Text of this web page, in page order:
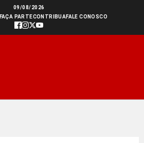
09/08/2026
FAÇA PARTECONTRIBUAFALE CONOSCO